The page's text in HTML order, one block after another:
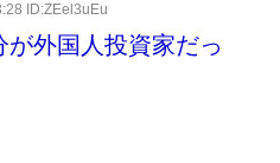
ID:ZEel3uEu
が外国人投資家だっ